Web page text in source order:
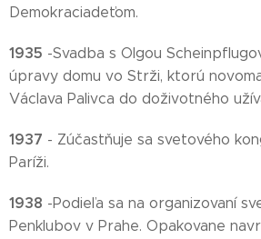
Demokraciadeťom.
1935 -Svadba s Olgou
úpravy domu vo Strži, ktorú
Václava Palivca do doživotného
1937 - Zúčastňuje sa svetového
Paríži.
1938 -Podieľa sa na organizovaní
Penklubov v Prahe. Opakovane